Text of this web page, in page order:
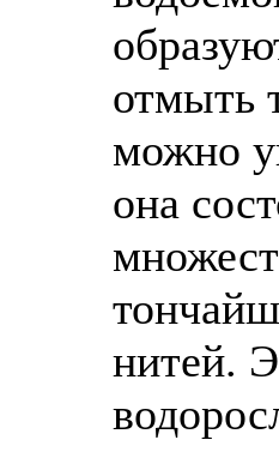
отмыть
можно
она
нитей.